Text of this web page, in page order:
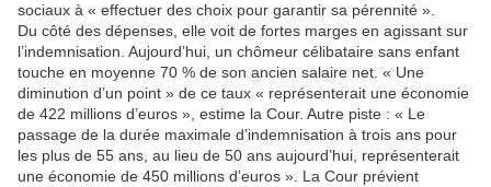
sociaux à « effectuer des choix pour garantir sa pérennité ».
Du côté des dépenses, elle voit de fortes marges en agissant sur
l’indemnisation. Aujourd’hui, un chômeur célibataire sans enfant
touche en moyenne 70 % de son ancien salaire net. « Une
diminution d’un point » de ce taux « représenterait une économie
de 422 millions d’euros », estime la Cour. Autre piste : « Le
passage de la durée maximale d’indemnisation à trois ans pour
les plus de 55 ans, au lieu de 50 ans aujourd’hui, représenterait
une économie de 450 millions d’euros ». La Cour prévient